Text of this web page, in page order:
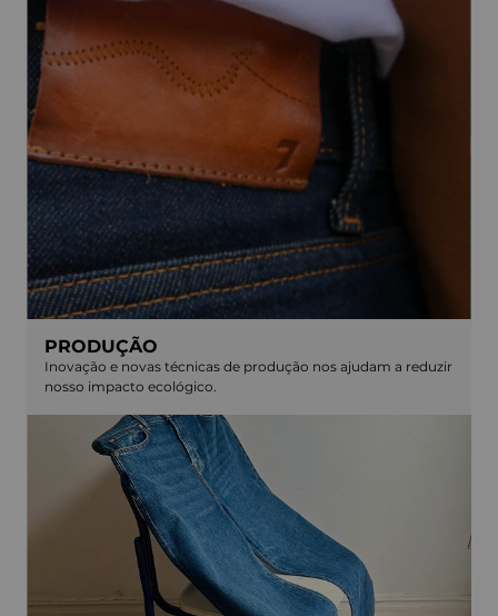
PRODUÇÃO
Inovação e novas técnicas de produção nos ajudam a reduzir
nosso impacto ecológico.